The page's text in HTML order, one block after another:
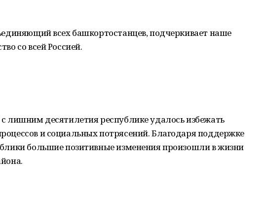
всех башкортостанцев, подчеркивает наше
со всей Россией.
лишним десятилетия республике удалось избежать
и социальных потрясений. Благодаря поддержке
большие позитивные изменения произошли в жизни